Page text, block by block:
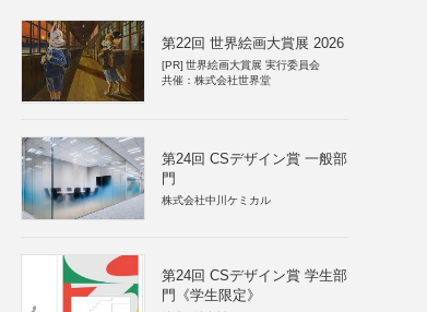
第22回 世界絵画大賞展 2026
[PR] 世界絵画大賞展 実行委員会
共催：株式会社世界堂
第24回 CSデザイン賞 一般部
門
株式会社中川ケミカル
第24回 CSデザイン賞 学生部
門《学生限定》